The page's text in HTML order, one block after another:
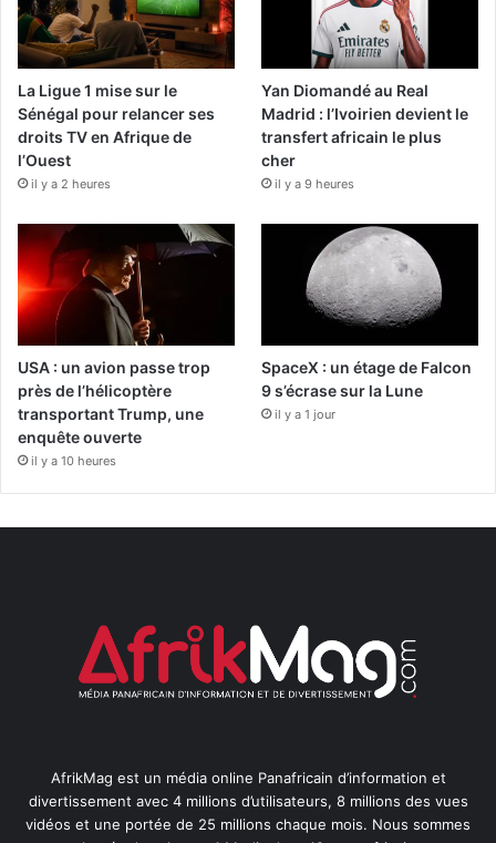
La Ligue 1 mise sur le
Sénégal pour relancer ses
droits TV en Afrique de
l’Ouest
il y a 2 heures
Yan Diomandé au Real
Madrid : l’Ivoirien devient le
transfert africain le plus
cher
il y a 9 heures
USA : un avion passe trop
près de l’hélicoptère
transportant Trump, une
enquête ouverte
il y a 10 heures
SpaceX : un étage de Falcon
9 s’écrase sur la Lune
il y a 1 jour
AfrikMag est un média online Panafricain d’information et
divertissement avec 4 millions d’utilisateurs, 8 millions des vues
vidéos et une portée de 25 millions chaque mois. Nous sommes